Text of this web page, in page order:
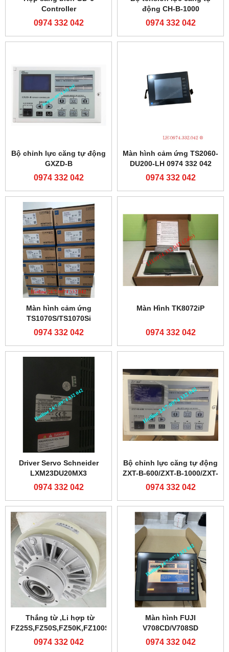
Controller
0974 332 042
động CH-B-1000
0974 332 042
Bộ chỉnh lực căng tự động
GXZD-B
0974 332 042
Màn hình cảm ứng TS2060-
DU200-LH 0974 332 042
0974 332 042
Màn hình cảm ứng
TS1070S/TS1070Si
0974 332 042
Màn Hình TK8072iP
0974 332 042
Driver Servo Schneider
LXM23DU20MX3
0974 332 042
Bộ chỉnh lực căng tự động
ZXT-B-600/ZXT-B-1000/ZXT-
C-600/ZXT-C-1000
0974 332 042
Thắng từ ,Li hợp từ
FZ25S,FZ50S,FZ50K,FZ100S
0974 332 042
Màn hình FUJI
V708CD/V708SD
0974 332 042